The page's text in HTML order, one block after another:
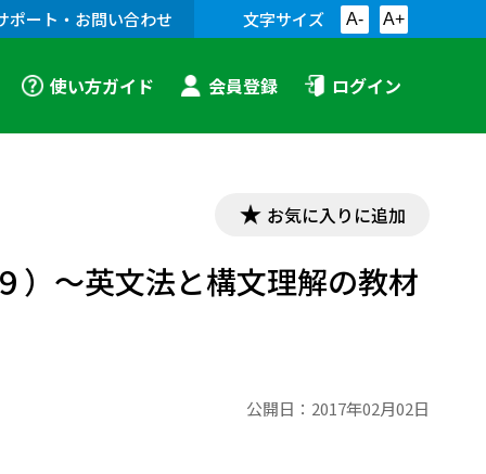
ポート・お問い合わせ 文字サイズ A- A+
使い方ガイド 会員登録 ログイン
お気に入りに追加
～英文法と構文理解の教材
公開日： 2017年02月02日